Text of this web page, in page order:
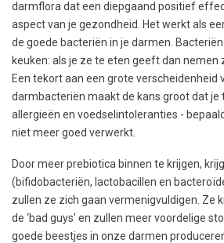
darmflora dat een diepgaand positief
aspect van je gezondheid. Het werkt als
de goede bacteriën in je darmen.
keuken: als je ze te eten geeft dan nemen
Een tekort aan een grote verscheidenheid
darmbacteriën maakt de kans groot dat je
allergieën en voedselintoleranties -
niet meer goed verwerkt.
Door meer prebiotica binnen te krijgen,
(bifidobacteriën, lactobacillen en
zullen ze zich gaan vermenigvuldigen. Ze
de ‘bad guys’ en zullen meer voordelige
goede beestjes in onze darmen